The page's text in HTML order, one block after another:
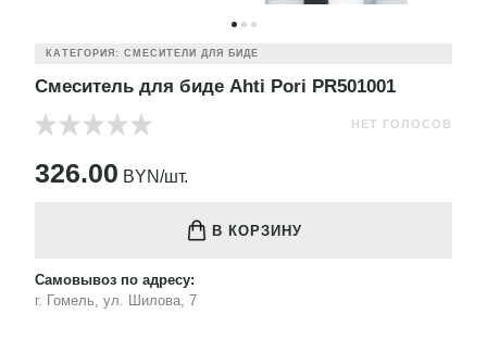
КАТЕГОРИЯ: СМЕСИТЕЛИ ДЛЯ БИДЕ
Смеситель для биде Ahti Pori PR501001
НЕТ ГОЛОСОВ
326.00 BYN/шт.
В КОРЗИНУ
Самовывоз по адресу:
г. Гомель, ул. Шилова, 7